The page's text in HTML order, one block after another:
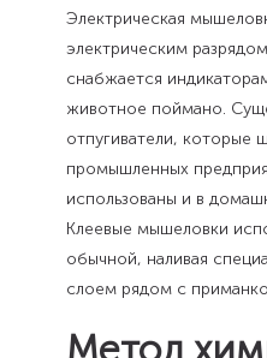
Электрическая
электрическим
снабжается
животное поймано.
отпугиватели, которые
промышленных
использованы и в
Клеевые мышеловки
обычной, наливая
слоем рядом с